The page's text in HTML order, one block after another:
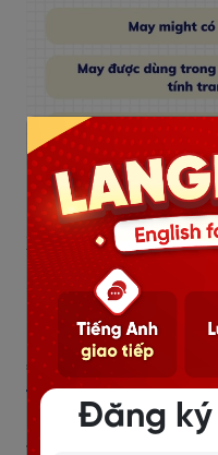
Cách dùng
Xem thêm:
=>CẤU TRÚC THE
DÙNG, BÀI TẬP
=> NẮM TRONG TAY
TIME CHỈ TRONG VÀI
Đăng ký